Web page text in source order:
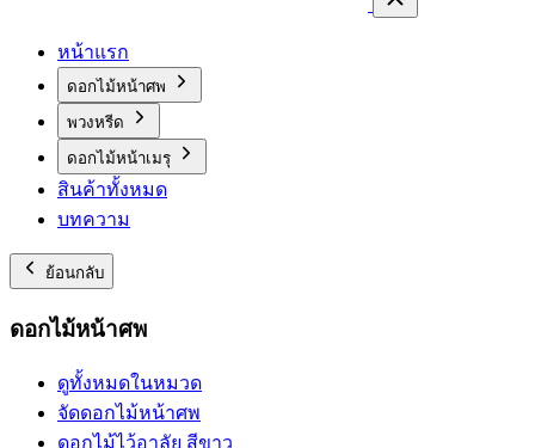
หน้าแรก
ดอกไม้หน้าศพ
พวงหรีด
ดอกไม้หน้าเมรุ
สินค้าทั้งหมด
บทความ
ย้อนกลับ
ดอกไม้หน้าศพ
ดูทั้งหมดในหมวด
จัดดอกไม้หน้าศพ
ดอกไม้ไว้อาลัย สีขาว